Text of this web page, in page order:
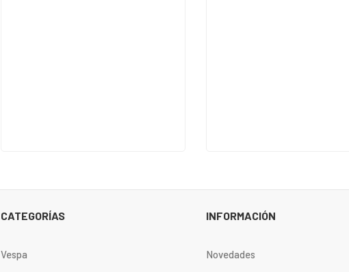
CATEGORÍAS
Vespa
INFORMACIÓN
Novedades